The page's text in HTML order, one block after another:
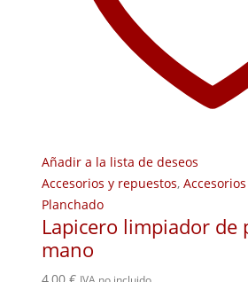
Añadir a la lista de deseos
Accesorios y repuestos,
Planchado
Lapicero limpiador de
mano